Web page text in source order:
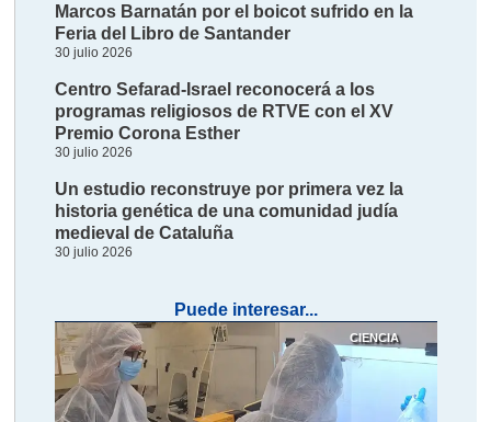
Marcos Barnatán por el boicot sufrido en la
Feria del Libro de Santander
30 julio 2026
Centro Sefarad-Israel reconocerá a los
programas religiosos de RTVE con el XV
Premio Corona Esther
30 julio 2026
Un estudio reconstruye por primera vez la
historia genética de una comunidad judía
medieval de Cataluña
30 julio 2026
Puede interesar...
CIENCIA